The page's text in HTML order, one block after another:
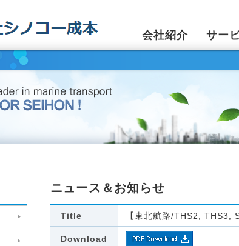
会社紹介 サー
ニュース＆お知らせ
Title 【東北航路/THS2, THS3,
Download